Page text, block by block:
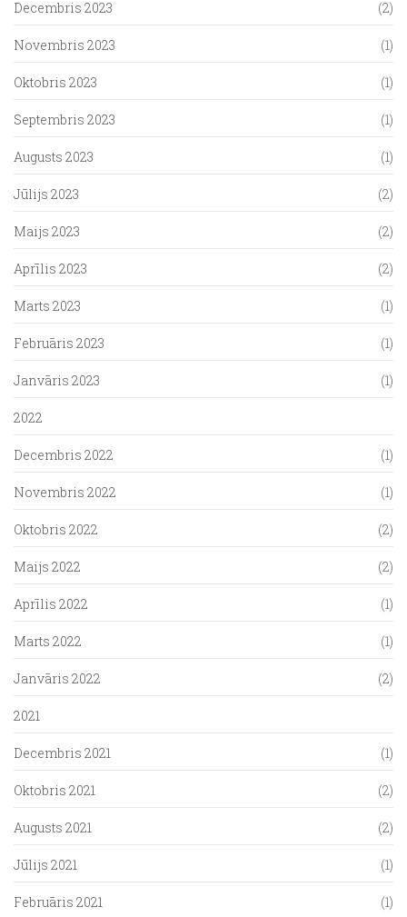
Decembris 2023 (2)
Novembris 2023 (1)
Oktobris 2023 (1)
Septembris 2023 (1)
Augusts 2023 (1)
Jūlijs 2023 (2)
Maijs 2023 (2)
Aprīlis 2023 (2)
Marts 2023 (1)
Februāris 2023 (1)
Janvāris 2023 (1)
2022
Decembris 2022 (1)
Novembris 2022 (1)
Oktobris 2022 (2)
Maijs 2022 (2)
Aprīlis 2022 (1)
Marts 2022 (1)
Janvāris 2022 (2)
2021
Decembris 2021 (1)
Oktobris 2021 (2)
Augusts 2021 (2)
Jūlijs 2021 (1)
Februāris 2021 (1)